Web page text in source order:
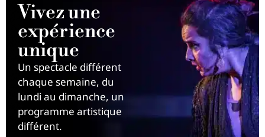
Vivez une
expérience
unique
Un spectacle différent
chaque semaine, du
lundi au dimanche, un
programme artistique
différent.